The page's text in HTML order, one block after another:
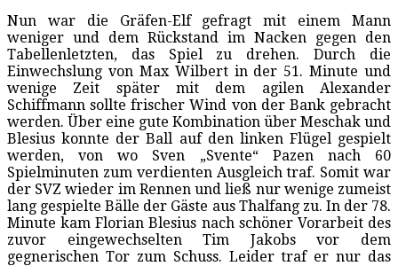
Nun war die Gräfen-Elf gefragt mit einem Mann
weniger und dem Rückstand im Nacken gegen den
Tabellenletzten, das Spiel zu drehen. Durch die
Einwechslung von Max Wilbert in der 51. Minute und
wenige Zeit später mit dem agilen Alexander
Schiffmann sollte frischer Wind von der Bank gebracht
werden. Über eine gute Kombination über Meschak und
Blesius konnte der Ball auf den linken Flügel gespielt
werden, von wo Sven „Svente“ Pazen nach 60
Spielminuten zum verdienten Ausgleich traf. Somit war
der SVZ wieder im Rennen und ließ nur wenige zumeist
lang gespielte Bälle der Gäste aus Thalfang zu. In der 78.
Minute kam Florian Blesius nach schöner Vorarbeit des
zuvor eingewechselten Tim Jakobs vor dem
gegnerischen Tor zum Schuss. Leider traf er nur das